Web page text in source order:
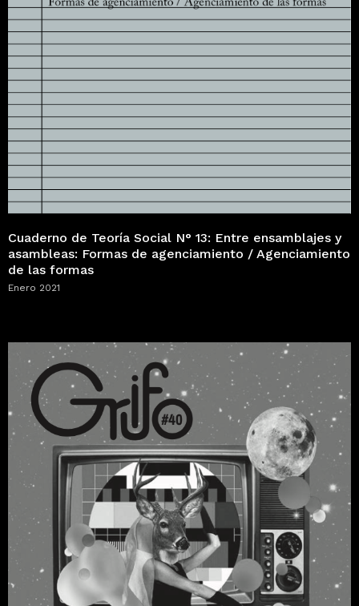
Cuaderno de Teoría Social N° 13: Entre ensamblajes y
asambleas: Formas de agenciamiento / Agenciamiento
de las formas
Enero 2021